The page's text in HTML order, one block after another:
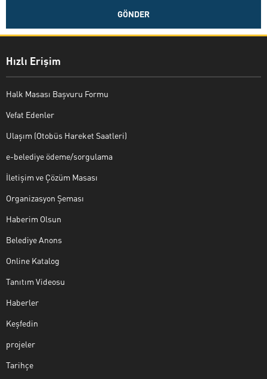
Hızlı Erişim
Halk Masası Başvuru Formu
Vefat Edenler
Ulaşım (Otobüs Hareket Saatleri)
e-belediye ödeme/sorgulama
İletişim ve Çözüm Masası
Organizasyon Şeması
Haberim Olsun
Belediye Anons
Online Katalog
Tanıtım Videosu
Haberler
Keşfedin
projeler
Tarihçe